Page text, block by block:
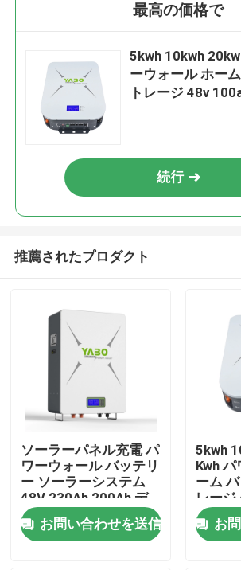
家へ
製品
最高の価格で
5kwh 10kwh
ーウォール ホー
トレージ 48v
続行
推薦されたプロダクト
ソーラーパネル充電 パ
ワーウォール バッテリ
ー ソーラーシステム
48V 230Ah 200Ah デ
ィープサイクル LFP
お問い合わせを送信
5kwh
Kwh
ーム
レージ
お